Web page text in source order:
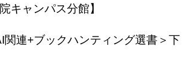
キャンパス分館】
関連+ブックハンティング選書＞下